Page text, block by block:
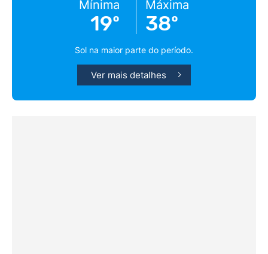
Mínima
19º
Máxima
38º
Sol na maior parte do período.
Ver mais detalhes